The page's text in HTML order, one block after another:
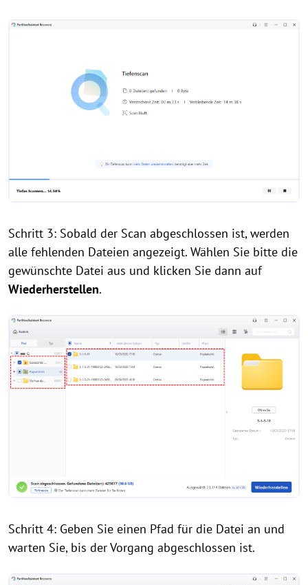
Schritt 3: Sobald der Scan abgeschlossen ist, werden
alle fehlenden Dateien angezeigt. Wählen Sie bitte die
gewünschte Datei aus und klicken Sie dann auf
Wiederherstellen.
Schritt 4: Geben Sie einen Pfad für die Datei an und
warten Sie, bis der Vorgang abgeschlossen ist.